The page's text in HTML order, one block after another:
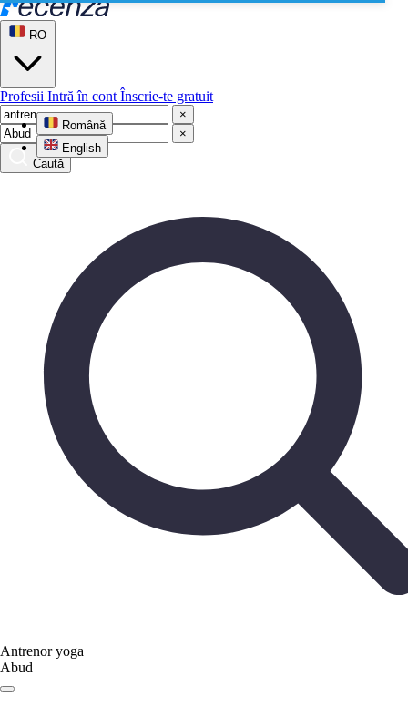
RO
Română
English
Profesii Intră în cont Înscrie-te gratuit
×
×
Caută
Antrenor yoga
Abud